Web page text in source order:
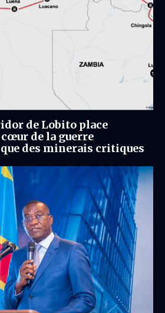
de Lobito place
de la guerre
des minerais critiques